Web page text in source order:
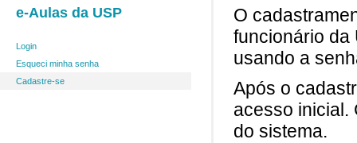
e-Aulas da USP
Login
Esqueci minha senha
Cadastre-se
O
funcionário da
usando a
Após o
acesso inicial.
do sistema.